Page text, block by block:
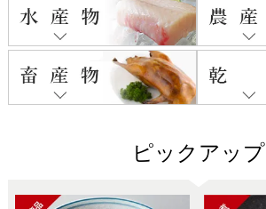
ピックアップ